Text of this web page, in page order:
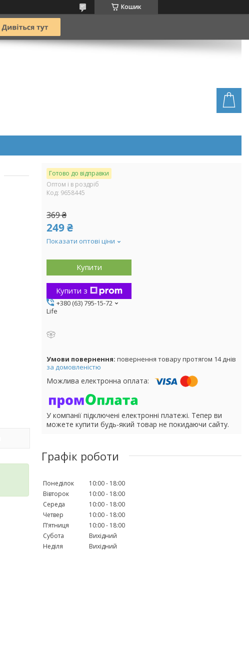
Кошик
Готово до відправки
Оптом і в роздріб
Код: 9658445
369 ₴
249 ₴
Показати оптові ціни
Купити
Купити з
+380 (63) 795-15-72
Life
повернення товару протягом 14 днів
за домовленістю
У компанії підключені електронні платежі. Тепер ви
можете купити будь-який товар не покидаючи сайту.
Графік роботи
Понеділок 10:00
18:00
Вівторок
10:00
18:00
Середа
10:00
18:00
Четвер
10:00
18:00
Пʼятниця
10:00
18:00
Субота
Вихідний
Неділя
Вихідний